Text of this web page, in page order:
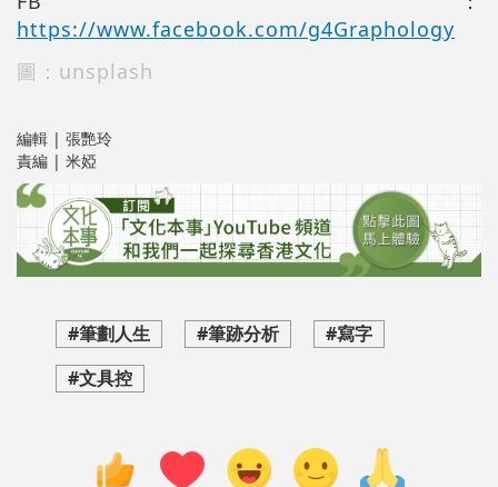
https://www.facebook.com/g4Graphology
圖：unsplash
編輯 | 張艷玲
責編 | 米婭
#筆劃人生 #筆跡分析
#寫字
#文具控